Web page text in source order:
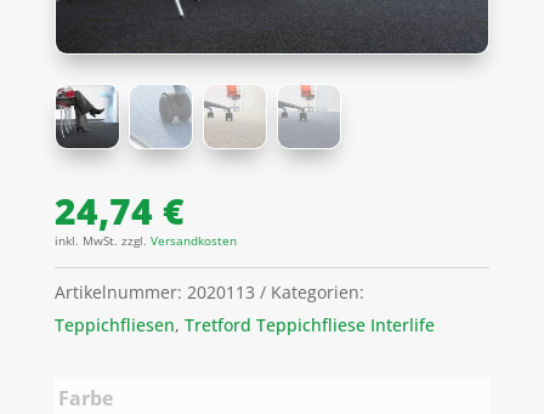
24,74€
inkl. MwSt. zzgl. Versandkosten
Artikelnummer: 2020113
Kategorien:
Teppichfliesen, Tretford Teppichfliese Interlife
Farbe